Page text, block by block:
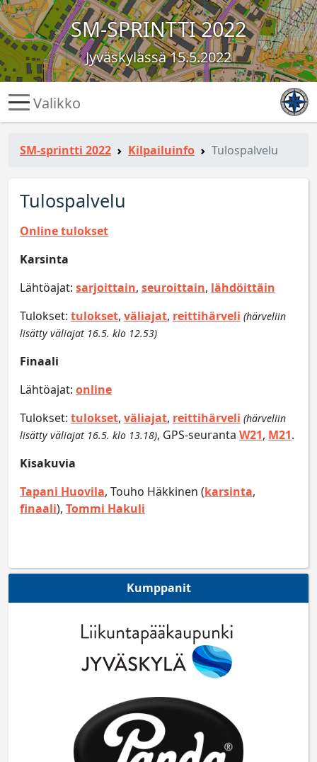
SM-SPRINTTI2022
Jyväskylässä 15.5.2022
Valikko
SM-sprintti 2022 Kilpailuinfo Tulospalvelu
Tulospalvelu
Online tulokset
Karsinta
Lähtöajat: sarjoittain, seuroittain, lähdöittäin
Tulokset: tulokset, väliajat, reittihärveli (härveliin
lisätty väliajat 16.5. klo 12.53)
Finaali
Lähtöajat: online
Tulokset: tulokset, väliajat, reittihärveli (härveliin
lisätty väliajat 16.5. klo 13.18), GPS-seuranta W21, M21.
Kisakuvia
Tapani Huovila, Touho Häkkinen (karsinta,
finaali), Tommi Hakuli
Kumppanit